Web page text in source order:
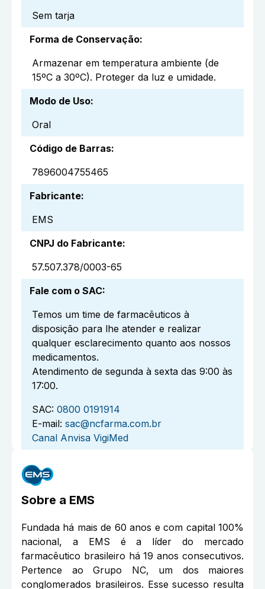
Sem tarja
Forma de Conservação:
Armazenar em temperatura ambiente (de
15ºC a 30ºC). Proteger da luz e umidade.
Modo de Uso:
Oral
Código de Barras:
7896004755465
Fabricante:
EMS
CNPJ do Fabricante:
57.507.378/0003-65
Fale com o SAC:
Temos um time de farmacêuticos à
disposição para lhe atender e realizar
qualquer esclarecimento quanto aos nossos
medicamentos.
Atendimento de segunda à sexta das 9:00 às
17:00.
SAC: 0800 0191914
E-mail: sac@ncfarma.com.br
Canal Anvisa VigiMed
Sobre a EMS
Fundada há mais de 60 anos e com capital 100%
nacional, a EMS é a líder do mercado
farmacêutico brasileiro há 19 anos consecutivos.
Pertence ao Grupo NC, um dos maiores
conglomerados brasileiros. Esse sucesso resulta